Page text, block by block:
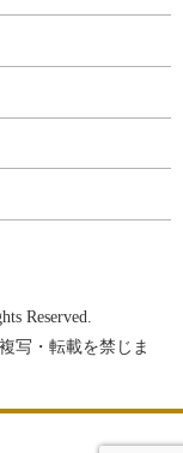
Reserved.
写・転載を禁じま